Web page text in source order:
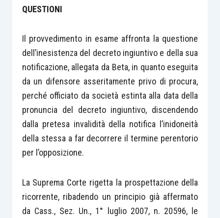
QUESTIONI
Il provvedimento in esame affronta la questione
dell’inesistenza del decreto ingiuntivo e della sua
notificazione, allegata da Beta, in quanto eseguita
da un difensore asseritamente privo di procura,
perché officiato da società estinta alla data della
pronuncia del decreto ingiuntivo, discendendo
dalla pretesa invalidità della notifica l’inidoneità
della stessa a far decorrere il termine perentorio
per l’opposizione.
La Suprema Corte rigetta la prospettazione della
ricorrente, ribadendo un principio già affermato
da Cass., Sez. Un., 1° luglio 2007, n. 20596, le